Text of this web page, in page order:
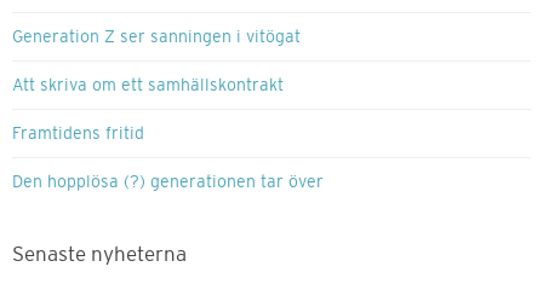
Generation Z ser sanningen i vitögat
Att skriva om ett samhällskontrakt
Framtidens fritid
Den hopplösa (?) generationen tar över
Senaste nyheterna